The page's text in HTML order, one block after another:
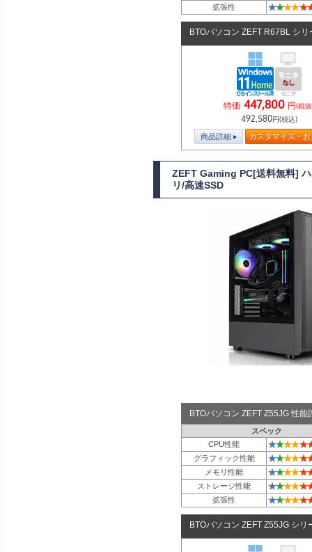
拡張性 ★★★★★
BTOパソコン ZEFT R67BL シリ
特価 447,800 円(税
492,580円(税込)
商品詳細 カスタマイズ・
ZEFT Gaming PC[送料無料]
リ/高速SSD
BTOパソコン ZEFT Z55JG 性能
スペック
CPU性能
★★★★★
グラフィック性能 ★★★★★
メモリ性能 ★★★★★
ストレージ性能 ★★★★★
拡張性 ★★★★★
BTOパソコン ZEFT Z55JG シリ